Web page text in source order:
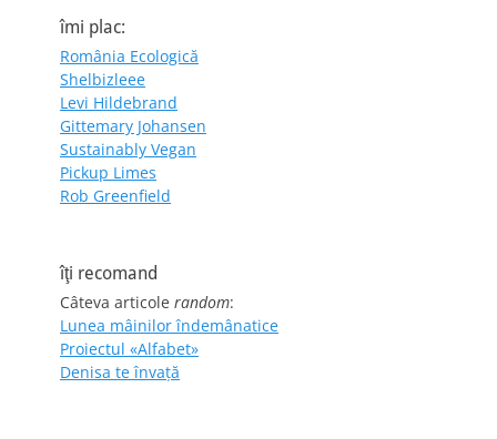
îmi plac:
România Ecologică
Shelbizleee
Levi Hildebrand
Gittemary Johansen
Sustainably Vegan
Pickup Limes
Rob Greenfield
îţi recomand
Câteva articole random:
Lunea mâinilor îndemânatice
Proiectul «Alfabet»
Denisa te învaţă